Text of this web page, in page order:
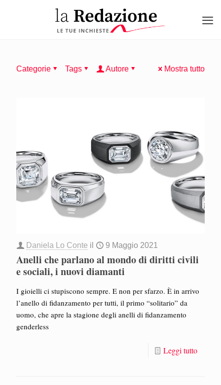
Categorie Tags Autore Mostra tutto
Daniela Lo Conte il 9 Maggio 2021
Anelli che parlano al mondo di diritti civili
e sociali, i nuovi diamanti
I gioielli ci stupiscono sempre. E non per sfarzo. È in arrivo
l’anello di fidanzamento per tutti, il primo “solitario” da
uomo, che apre la stagione degli anelli di fidanzamento
genderless
Leggi tutto